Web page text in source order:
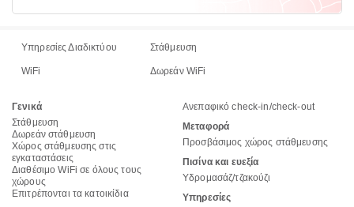
Υπηρεσίες Διαδικτύου Στάθμευση
WiFi Δωρεάν WiFi
Γενικά
Στάθμευση
Δωρεάν στάθμευση
Χώρος στάθμευσης στις
εγκαταστάσεις
Διαθέσιμο WiFi σε όλους τους
χώρους
Επιτρέπονται τα κατοικίδια
Ανεπαφικό check-in/check-out
Μεταφορά
Προσβάσιμος χώρος στάθμευσης
Πισίνα και ευεξία
Υδρομασάζ/τζακούζι
Υπηρεσίες